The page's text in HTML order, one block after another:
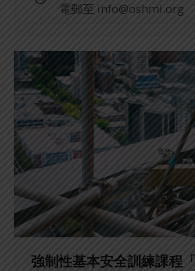
電郵至 info@oshmi.org
強制性基本安全訓練課程